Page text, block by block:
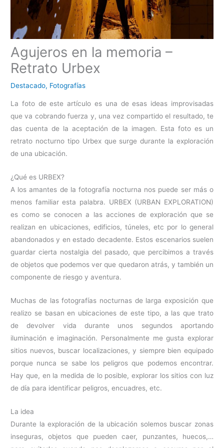
Agujeros en la memoria –
Retrato Urbex
Destacado, Fotografías
La foto de este artículo es una de esas ideas improvisadas
que va cobrando fuerza y, una vez compartido el resultado, te
das cuenta de la aceptación de la imagen. Esta foto es un
retrato nocturno tipo Urbex que surge durante la exploración
de una ubicación.
¿Qué es URBEX?
A los amantes de la fotografía nocturna nos puede ser más o
menos familiar esta palabra. URBEX (URBAN EXPLORATION)
es como se conocen a las acciones de exploración que se
realizan en ubicaciones, edificios, túneles, etc por lo general
abandonados y en estado decadente. Estos escenarios suelen
guardar cierta nostalgia del pasado, que percibimos a través
de objetos que podemos ver que quedaron atrás, y también un
componente de riesgo y aventura.
Muchas de las fotografías nocturnas de larga exposición que
realizo se basan en ubicaciones de este tipo, a las que trato
de devolver vida durante unos segundos aportando
iluminación e imaginación. Personalmente me gusta explorar
sitios nuevos, buscar localizaciones, y siempre bien equipado
porque nunca se sabe los peligros que podemos encontrar.
Hay que, en la medida de lo posible, explorar los sitios con luz
de día para identificar peligros, encuadres, etc.
La idea
Durante la exploración de la ubicación solemos buscar zonas
inseguras, objetos que pueden caer, punzantes, huecos,…